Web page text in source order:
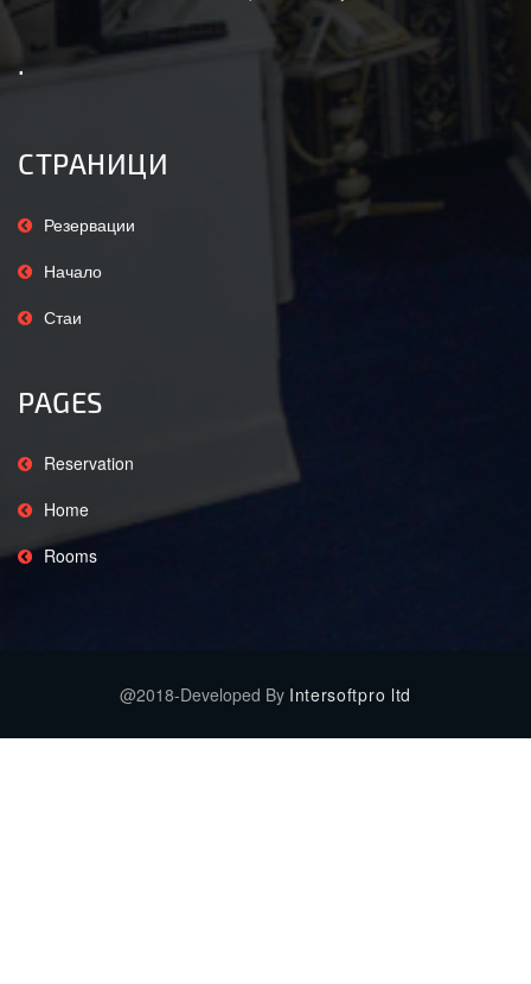
СТРАНИЦИ
Резервации
Начало
Стаи
PAGES
Reservation
Home
Rooms
@2018-Developed By Intersoftpro ltd